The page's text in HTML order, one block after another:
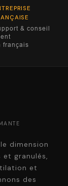
& conseil
français
dimension
granulés,
et
des